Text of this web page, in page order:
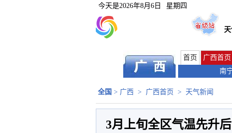
今天是2026年8月6日 星期四
首页 广西首页
南
全国 > 广西 > 广西首页 > 天气新闻
3月上旬全区气温先升